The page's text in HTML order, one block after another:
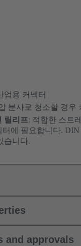
업용 커넥터
분사로 청소할 경우
릴리프: 적합한 스트
터에 필요합니다.
습니다.
and approvals